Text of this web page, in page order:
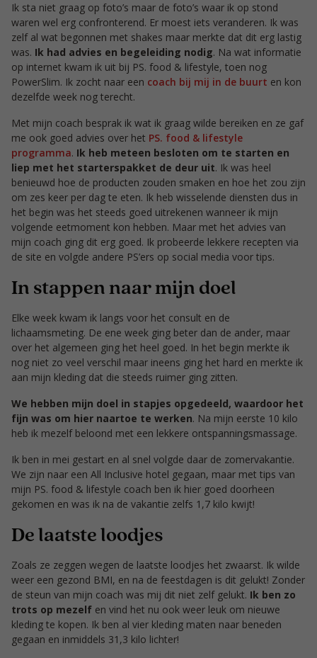
Ik sta niet graag op foto’s maar de foto’s waar ik op stond
waren wel erg confronterend. Er moest iets veranderen. Ik was
zelf al wat begonnen met shakes maar merkte dat dit erg lastig
was. Ik had advies en begeleiding nodig. Na wat informatie
op internet kwam ik uit bij PS. food & lifestyle, toen nog
PowerSlim. Ik zocht naar een coach bij mij in de buurt en kon
dezelfde week nog terecht.
Met mijn coach besprak ik wat ik graag wilde bereiken en ze gaf
me ook goed advies over het PS. food & lifestyle
programma. Ik heb meteen besloten om te starten en
liep met het starterspakket de deur uit. Ik was heel
benieuwd hoe de producten zouden smaken en hoe het zou zijn
om zes keer per dag te eten. Ik heb wisselende diensten dus in
het begin was het steeds goed uitrekenen wanneer ik mijn
volgende eetmoment kon hebben. Maar met het advies van
mijn coach ging dit erg goed. Ik probeerde lekkere recepten via
de site en volgde andere PS’ers op social media voor tips.
In stappen naar mijn doel
Elke week kwam ik langs voor het consult en de
lichaamsmeting. De ene week ging beter dan de ander, maar
over het algemeen ging het heel goed. In het begin merkte ik
nog niet zo veel verschil maar ineens ging het hard en merkte ik
aan mijn kleding dat die steeds ruimer ging zitten.
We hebben mijn doel in stapjes opgedeeld, waardoor het
fijn was om hier naartoe te werken. Na mijn eerste 10 kilo
heb ik mezelf beloond met een lekkere ontspanningsmassage.
Ik ben in mei gestart en al snel volgde daar de zomervakantie.
We zijn naar een All Inclusive hotel gegaan, maar met tips van
mijn PS. food & lifestyle coach ben ik hier goed doorheen
gekomen en was ik na de vakantie zelfs 1,7 kilo kwijt!
De laatste loodjes
Zoals ze zeggen wegen de laatste loodjes het zwaarst. Ik wilde
weer een gezond BMI, en na de feestdagen is dit gelukt! Zonder
de steun van mijn coach was mij dit niet zelf gelukt. Ik ben zo
trots op mezelf en vind het nu ook weer leuk om nieuwe
kleding te kopen. Ik ben al vier kleding maten naar beneden
gegaan en inmiddels 31,3 kilo lichter!